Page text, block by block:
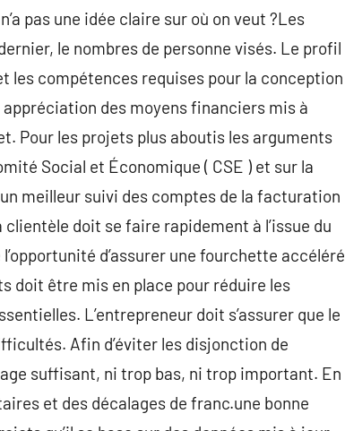
pas une idée claire sur où on veut ?Les
le nombres de personne visés. Le profil
les compétences requises pour la conception
des moyens financiers mis à
Pour les projets plus aboutis les arguments
Social et Économique ( CSE ) et sur la
meilleur suivi des comptes de la facturation
doit se faire rapidement à l’issue du
d’assurer une fourchette accéléré
doit être mis en place pour réduire les
L’entrepreneur doit s’assurer que le
Afin d’éviter les disjonction de
suffisant, ni trop bas, ni trop important. En
et des décalages de franc.une bonne